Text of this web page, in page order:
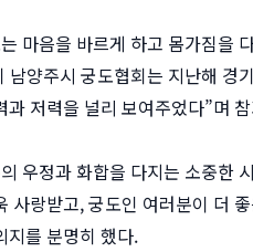
마음을 바르게 하고 몸가짐을
양주시 궁도협회는 지난해
저력을 널리 보여주었다”며
우정과 화합을 다지는 소중한
사랑받고, 궁도인 여러분이 더
지를 분명히 했다.